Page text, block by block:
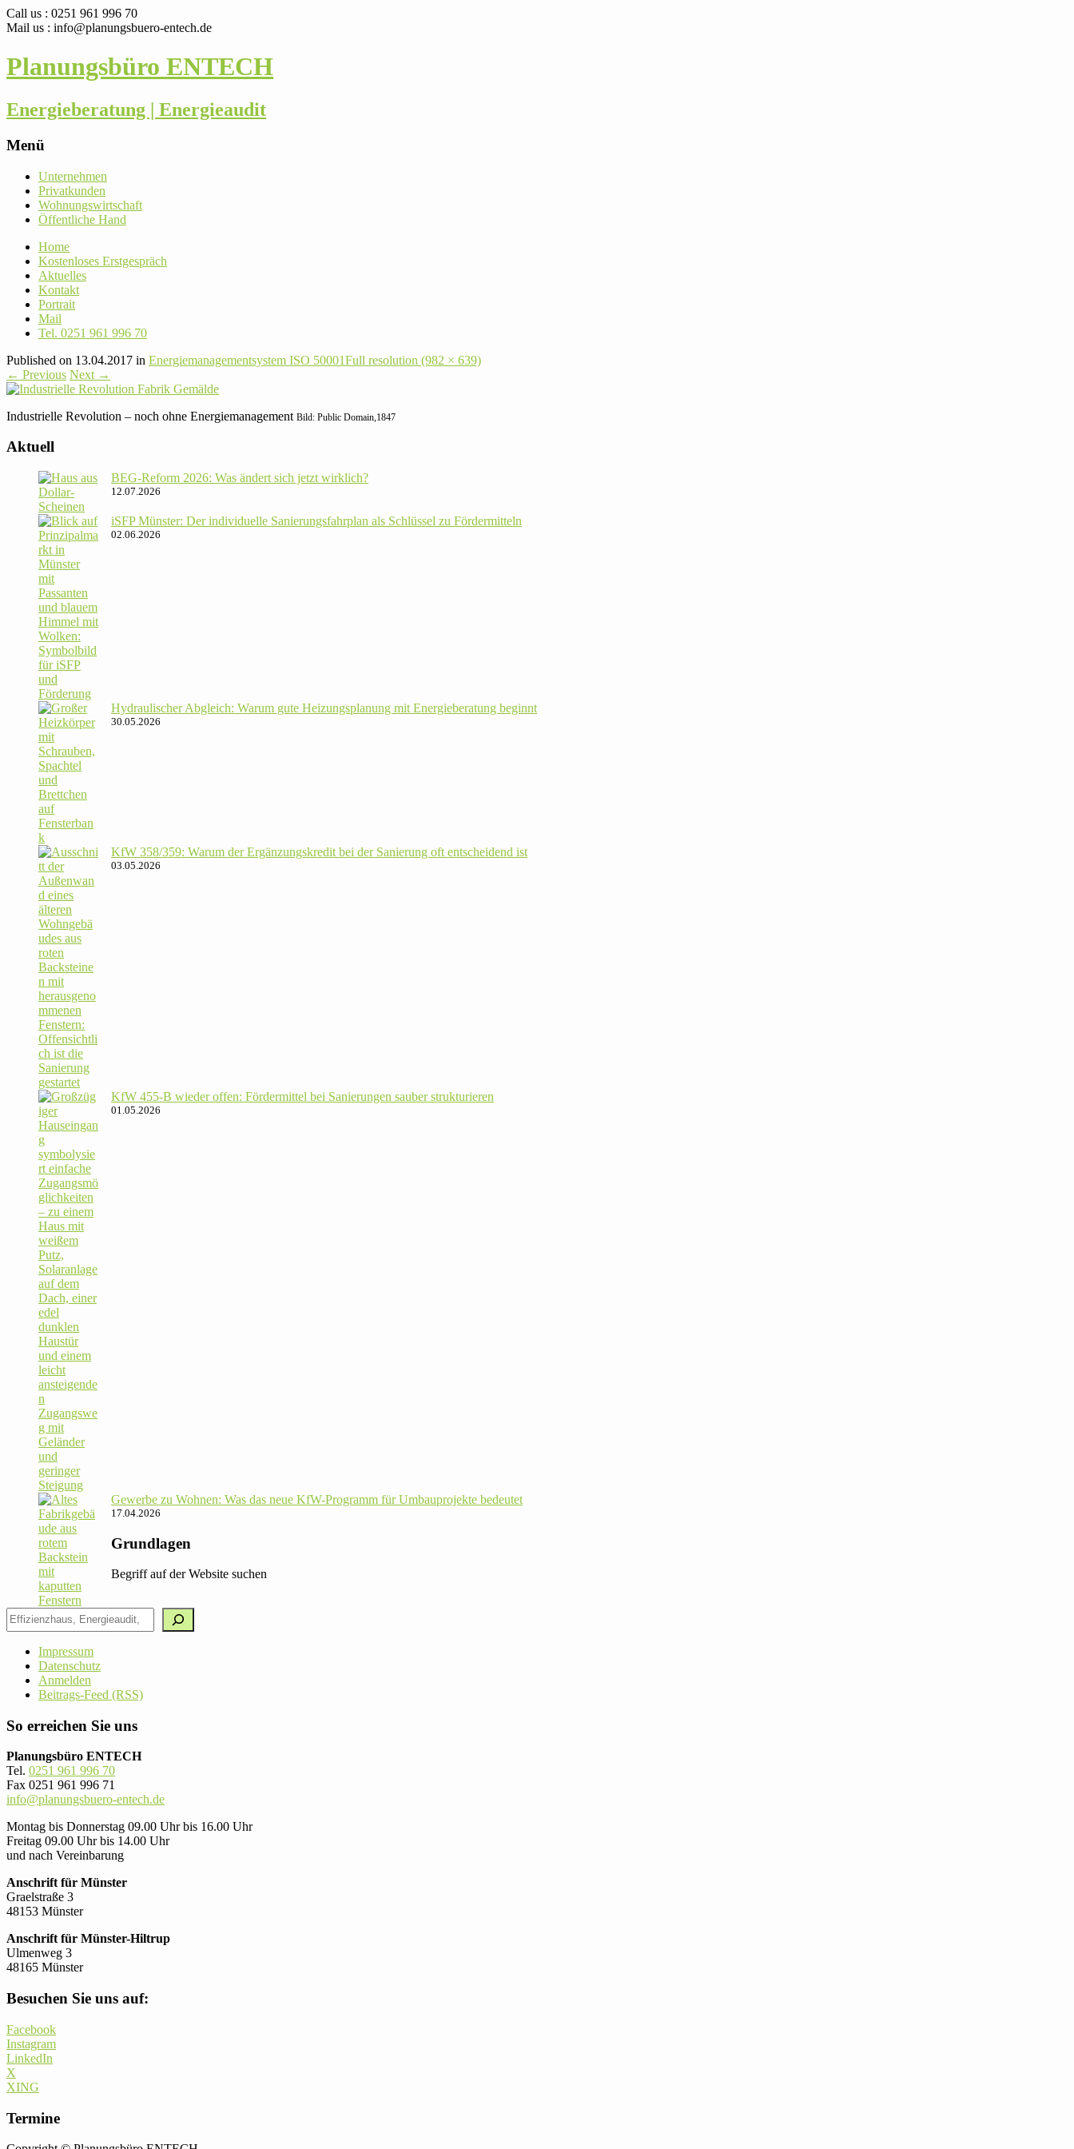
Call us : 0251 961 996 70
Mail us : info@planungsbuero-entech.de
Planungsbüro ENTECH
Energieberatung | Energieaudit
Menü
Skip
content
Unter­nehmen
Pri­vat­kunden
Woh­nungs­wirt­schaft
Öffent­liche Hand
Home
Kos­ten­loses Erstgespräch
Aktu­elles
Kontakt
Por­trait
Mail
Tel. 0251 961 996 70
Published on 13.04.2017 in Ener­gie­ma­nage­ment­system ISO 50001Full resolution (982 × 639)
← Previous Next →
Indus­tri­elle Revo­lu­tion – noch ohne Ener­gie­ma­nage­ment Bild: Public Domain,1847
Aktuell
BEG-Reform 2026: Was ändert sich jetzt wirklich?
12.07.2026
iSFP Münster: Der indi­vi­du­elle Sanie­rungs­fahr­plan als Schlüssel zu Fördermitteln
02.06.2026
Hydrau­li­scher Abgleich: Warum gute Hei­zungs­pla­nung mit Energie­beratung beginnt
30.05.2026
KfW 358/​359: Warum der Ergän­zungs­kredit bei der Sanie­rung oft ent­schei­dend ist
03.05.2026
KfW 455‑B wieder offen: För­der­mittel bei Sanie­rungen sauber strukturieren
01.05.2026
Gewerbe zu Wohnen: Was das neue KfW-Pro­gramm für Umbau­pro­jekte bedeutet
17.04.2026
Grundlagen
Begriff auf der Website suchen
Impressum
Datenschutz
Anmelden
Beitrags-Feed (RSS)
So erreichen Sie uns
Planungsbüro ENTECH
Tel. 0251 961 996 70
Fax 0251 961 996 71
info@planungsbuero-entech.de
Montag bis Donnerstag 09.00 Uhr bis 16.00 Uhr
Freitag 09.00 Uhr bis 14.00 Uhr
und nach Vereinbarung
Anschrift für Münster
Graelstraße 3
48153 Münster
Anschrift für Münster-Hiltrup
Ulmenweg 3
48165 Münster
Besuchen Sie uns auf:
Facebook
Instagram
LinkedIn
X
XING
Termine